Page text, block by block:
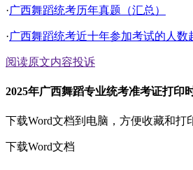
·广西舞蹈统考历年真题（汇总）
·广西舞蹈统考近十年参加考试的人数
阅读原文内容投诉
2025年广西舞蹈专业统考准考证打印
下载Word文档到电脑，方便收藏和打
下载Word文档